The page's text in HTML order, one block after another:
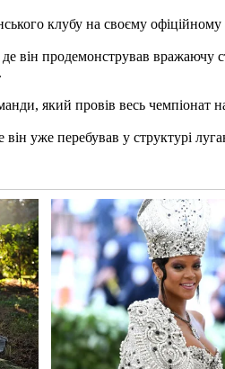
клубу на своєму
він продемонстрував вражаючу
який провів весь чемпіонат
уже перебував у структурі